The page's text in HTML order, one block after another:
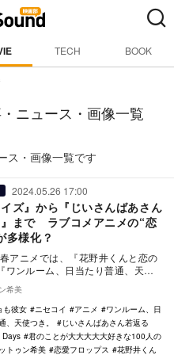
TECH BOOK
ニュース・画像一覧
ス・画像一覧です
2024.05.26 17:00
イズ』から『じいさんばあさん
まで ラブコメアニメの“恋
多様化？
アニメでは、『花野井くんと恋の
ワンルーム、日当たり普通、天使
など、甘酸っぱい恋模様を描いた
数…
希美
も彼女
ニセコイ アニメ
ワンルーム、日
、天使つき。
じいさんばあさん若返る
君のことが大大大大大好きな100人の
トゥン希美 恋愛フロップス 花野井くん